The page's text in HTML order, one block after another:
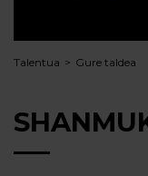
Talentua Gure taldea